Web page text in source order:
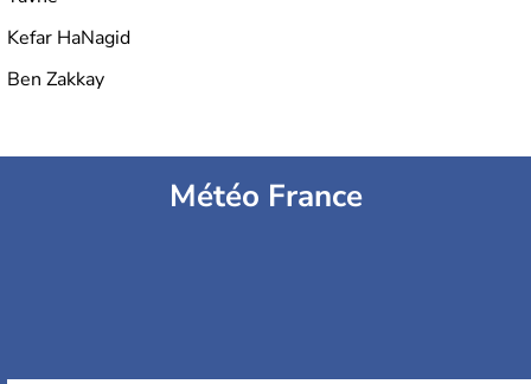
Kefar HaNagid
Ben Zakkay
Météo France